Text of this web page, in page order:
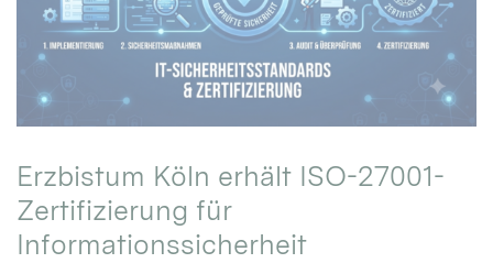
Erzbistum Köln erhält ISO-27001-
Zertifizierung für
Informationssicherheit